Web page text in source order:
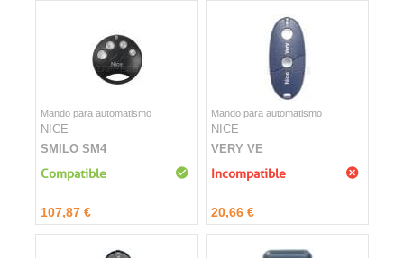
Mando para automatismo
NICE
SMILO SM4
Compatible
107,87 €
Mando para automatismo
NICE
VERY VE
Incompatible
20,66 €